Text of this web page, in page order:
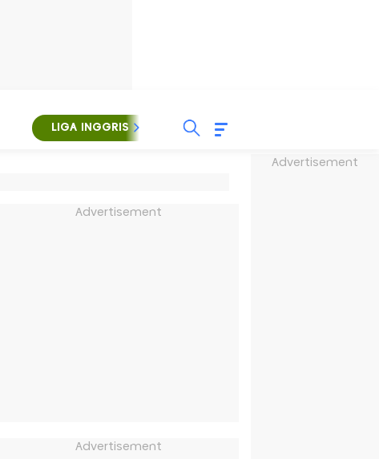
Advertisement
LIGA INGGRIS LIGA ITALIA
Advertisement
Advertisement